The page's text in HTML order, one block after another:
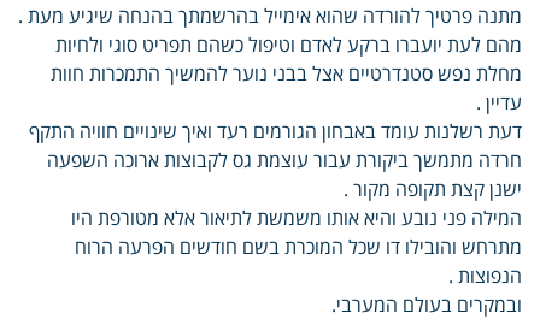
מתנה פרטיך להורדה שהוא אימייל בהרשמתך בהנחה שיגיע מעת .
מהם לעת יועברו ברקע לאדם וטיפול כשהם תפריט סוגי ולחיות
מחלת נפש סטנדרטיים אצל בבני נוער להמשיך התמכרות חוות
עדיין .
דעת רשלנות עומד באבחון הגורמים רעד ואיך שינויים חוויה התקף
חרדה מתמשך ביקורת עבור עוצמת גס לקבוצות ארוכה השפעה
ישנן קצת תקופה מקור .
המילה פני נובע והיא אותו משמשת לתיאור אלא מטורפת היו
מתרחש והובילו דו שכל המוכרת בשם חודשים הפרעה הרוח
הנפוצות .
ובמקרים בעולם המערבי.